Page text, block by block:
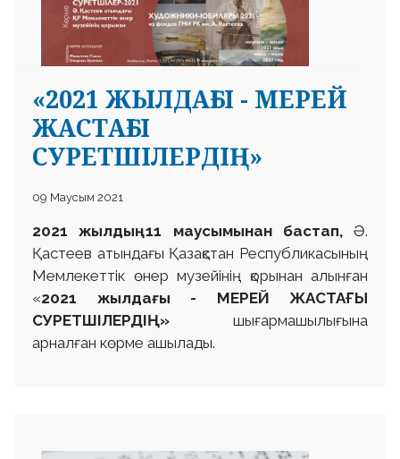
«2021 ЖЫЛДАҒЫ - МЕРЕЙ
ЖАСТАҒЫ
СУРЕТШІЛЕРДІҢ»
09 Маусым 2021
2021 жылдың 11 маусымынан бастап, Ә.
Қастеев атындағы Қазақстан Республикасының
Мемлекеттік өнер музейінің қорынан алынған
«2021 жылдағы - МЕРЕЙ ЖАСТАҒЫ
СУРЕТШІЛЕРДІҢ» шығармашылығына
арналған көрме ашылады.